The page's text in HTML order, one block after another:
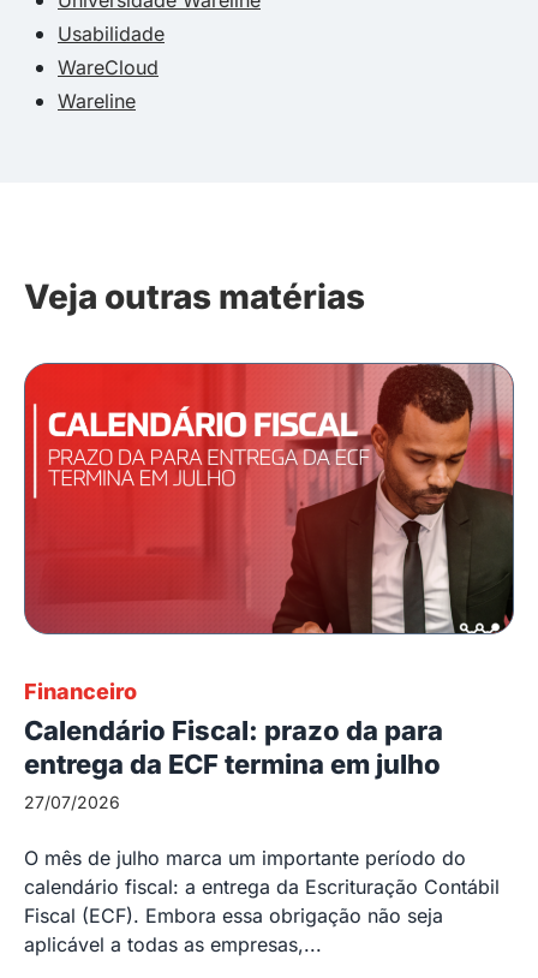
Usabilidade
WareCloud
Wareline
Veja outras matérias
Financeiro
Calendário Fiscal: prazo da para
entrega da ECF termina em julho
27/07/2026
O mês de julho marca um importante período do
calendário fiscal: a entrega da Escrituração Contábil
Fiscal (ECF). Embora essa obrigação não seja
aplicável a todas as empresas,...